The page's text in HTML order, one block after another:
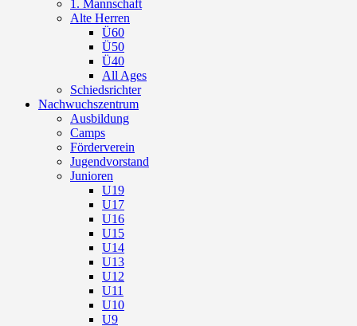
1. Mannschaft
Alte Herren
Ü60
Ü50
Ü40
All Ages
Schiedsrichter
Nachwuchszentrum
Ausbildung
Camps
Förderverein
Jugendvorstand
Junioren
U19
U17
U16
U15
U14
U13
U12
U11
U10
U9